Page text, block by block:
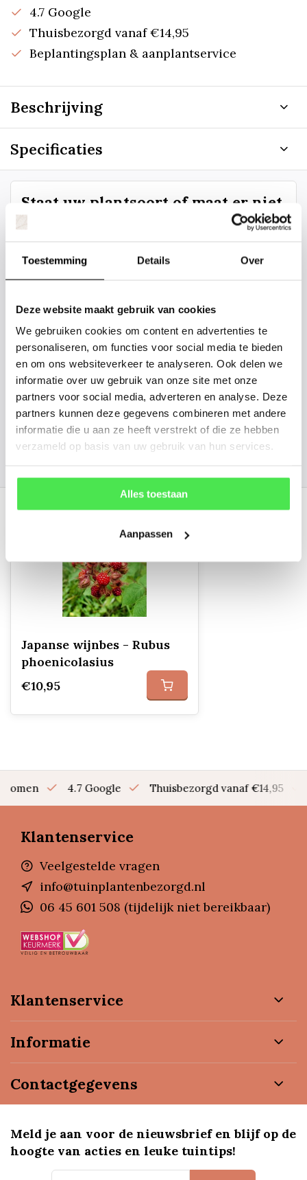
Toestemming Details Over
Deze website maakt gebruik van cookies
We gebruiken cookies om content en advertenties te
personaliseren, om functies voor social media te bieden
en om ons websiteverkeer te analyseren. Ook delen we
informatie over uw gebruik van onze site met onze
partners voor social media, adverteren en analyse. Deze
partners kunnen deze gegevens combineren met andere
informatie die u aan ze heeft verstrekt of die ze hebben
verzameld op basis van uw gebruik van hun services.
Alles toestaan
Aanpassen
4.7 Google
Thuisbezorgd vanaf €14,95
Beplantingsplan & aanplantservice
Beschrijving
Specificaties
Staat uw plantsoort of maat er niet
tussen? Laat het ons weten, dan
de plantnaam, hoogte, stamdikte en
vorm. Wilt u weten hoe uw plant of
boom er ongeveer eruit ziet? We
kunnen u een foto sturen.
info@tuinplantenbezorgd.nl
06 45 601 508 (tijdelijk niet bereikbaar)
156 customers give us a 4.7/ 5 at
Recent bekeken
Japanse wijnbes - Rubus
phoenicolasius
€10,95
bomen 4.7 Google Thuisbezorgd vanaf €14,95
Klantenservice
Veelgestelde vragen
info@tuinplantenbezorgd.nl
06 45 601 508 (tijdelijk niet bereikbaar)
Klantenservice
Informatie
Contactgegevens
Meld je aan voor de nieuwsbrief en blijf op de
hoogte van acties en leuke tuintips!